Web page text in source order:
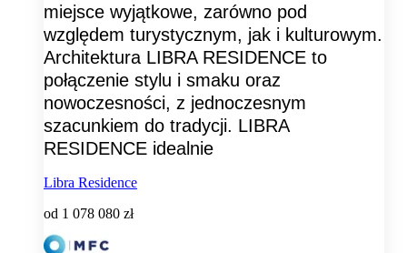
miejsce wyjątkowe, zarówno pod
względem turystycznym, jak i kulturowym.
Architektura LIBRA RESIDENCE to
połączenie stylu i smaku oraz
nowoczesności, z jednoczesnym
szacunkiem do tradycji. LIBRA
RESIDENCE idealnie
Libra Residence
od 1 078 080 zł